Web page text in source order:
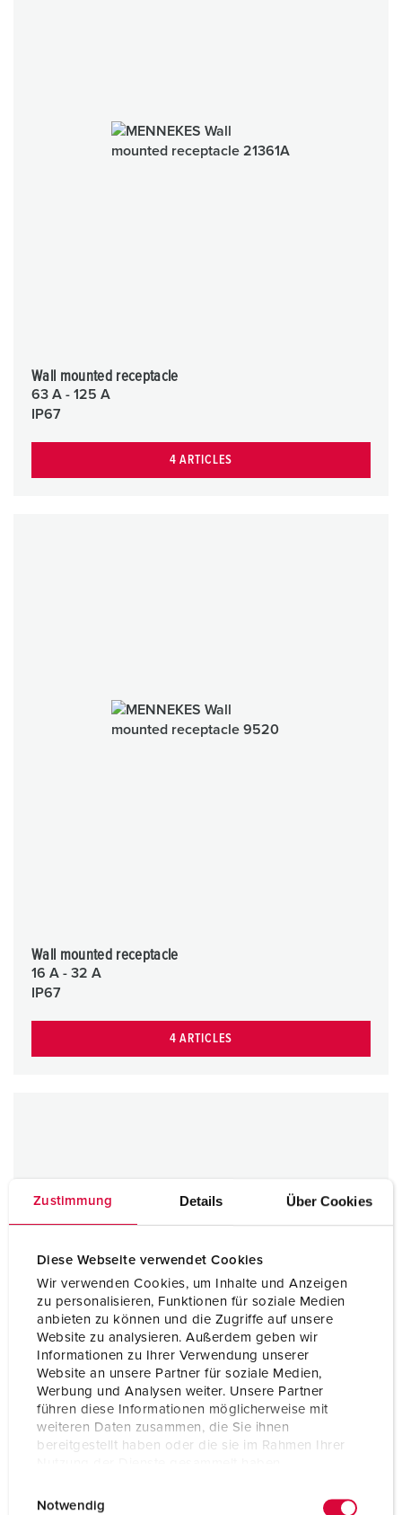
Zustimmung Details Über Cookies
Diese Webseite verwendet Cookies
Wir verwenden Cookies, um Inhalte und Anzeigen
zu personalisieren, Funktionen für soziale Medien
anbieten zu können und die Zugriffe auf unsere
Website zu analysieren. Außerdem geben wir
Informationen zu Ihrer Verwendung unserer
Website an unsere Partner für soziale Medien,
Werbung und Analysen weiter. Unsere Partner
führen diese Informationen möglicherweise mit
weiteren Daten zusammen, die Sie ihnen
bereitgestellt haben oder die sie im Rahmen Ihrer
Notwendig
Wall mounted receptacle
63 A - 125 A
IP67
4 ARTICLES
Wall mounted receptacle
16 A - 32 A
IP67
4 ARTICLES